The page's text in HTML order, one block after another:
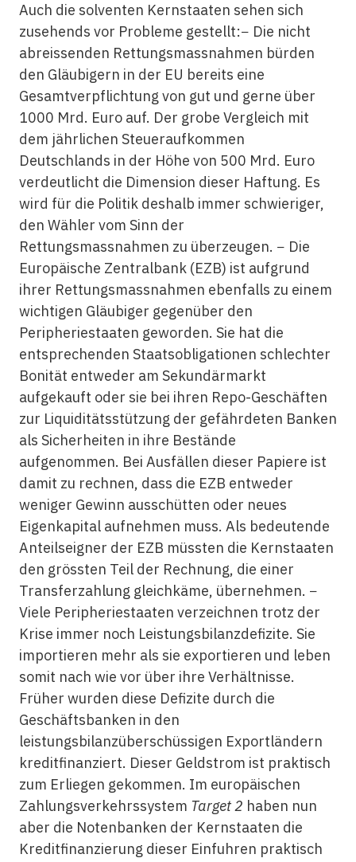
Auch die solventen Kernstaaten sehen sich
zusehends vor Probleme gestellt:− Die nicht
abreissenden Rettungsmassnahmen bürden
den Gläubigern in der EU bereits eine
Gesamtverpflichtung von gut und gerne über
1000 Mrd. Euro auf. Der grobe Vergleich mit
dem jährlichen Steueraufkommen
Deutschlands in der Höhe von 500 Mrd. Euro
verdeutlicht die Dimension dieser Haftung. Es
wird für die Politik deshalb immer schwieriger,
den Wähler vom Sinn der
Rettungsmassnahmen zu überzeugen. − Die
Europäische Zentralbank (EZB) ist aufgrund
ihrer Rettungsmassnahmen ebenfalls zu einem
wichtigen Gläubiger gegenüber den
Peripheriestaaten geworden. Sie hat die
entsprechenden Staatsobligationen schlechter
Bonität entweder am Sekundärmarkt
aufgekauft oder sie bei ihren Repo-Geschäften
zur Liquiditätsstützung der gefährdeten Banken
als Sicherheiten in ihre Bestände
aufgenommen. Bei Ausfällen dieser Papiere ist
damit zu rechnen, dass die EZB entweder
weniger Gewinn ausschütten oder neues
Eigenkapital aufnehmen muss. Als bedeutende
Anteilseigner der EZB müssten die Kernstaaten
den grössten Teil der Rechnung, die einer
Transferzahlung gleichkäme, übernehmen. −
Viele Peripheriestaaten verzeichnen trotz der
Krise immer noch Leistungsbilanzdefizite. Sie
importieren mehr als sie exportieren und leben
somit nach wie vor über ihre Verhältnisse.
Früher wurden diese Defizite durch die
Geschäftsbanken in den
leistungsbilanzüberschüssigen Exportländern
kreditfinanziert. Dieser Geldstrom ist praktisch
zum Erliegen gekommen. Im europäischen
Zahlungsverkehrssystem Target 2 haben nun
aber die Notenbanken der Kernstaaten die
Kreditfinanzierung dieser Einfuhren praktisch